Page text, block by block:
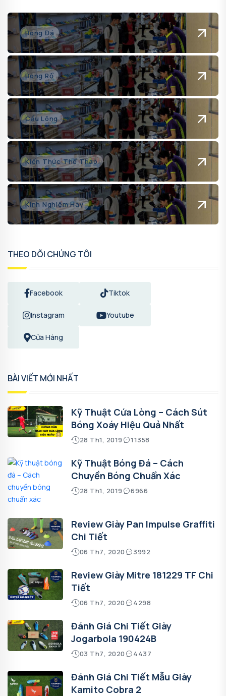
Bóng Đá
Bóng Rổ
Cầu Lông
Kiến Thức Thể Thao
Kinh Nghiệm Hay
THEO DÕI CHÚNG TÔI
Facebook Tiktok
Instagram Youtube
Cửa Hàng
BÀI VIẾT MỚI NHẤT
Kỹ Thuật Cứa Lòng – Cách Sút
Bóng Xoáy Hiệu Quả Nhất
28 Th1, 2019 11358
Kỹ Thuật Bóng Đá – Cách
Chuyền Bóng Chuẩn Xác
28 Th1, 2019 6966
Review Giày Pan Impulse Graffiti
Chi Tiết
06 Th7, 2020 3992
Review Giày Mitre 181229 TF Chi
Tiết
06 Th7, 2020 4298
Đánh Giá Chi Tiết Giày
Jogarbola 190424B
03 Th7, 2020 4437
Đánh Giá Chi Tiết Mẫu Giày
Kamito Cobra 2